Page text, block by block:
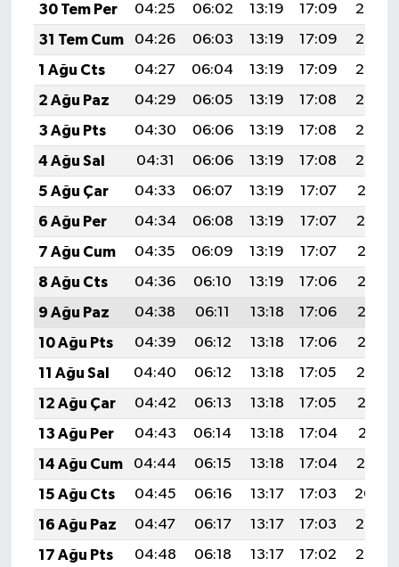
30 Tem Per
04:25 06:02 13:19 17:09
20:26
31 Tem Cum
04:26 06:03 13:19 17:09
20:26
1 Ağu Cts
04:27 06:04 13:19 17:09
20:25
2 Ağu Paz
04:29 06:05 13:19 17:08
20:24
3 Ağu Pts
04:30 06:06 13:19 17:08
20:23
4 Ağu Sal
04:31 06:06 13:19 17:08
20:22
5 Ağu Çar
04:33 06:07 13:19 17:07
20:21
6 Ağu Per
04:34 06:08 13:19 17:07
20:19
7 Ağu Cum
04:35 06:09 13:19 17:07
20:18
8 Ağu Cts
04:36 06:10 13:19 17:06
20:17
9 Ağu Paz
04:38 06:11 13:18 17:06
20:16
10 Ağu Pts
04:39 06:12 13:18 17:06
20:15
11 Ağu Sal
04:40 06:12 13:18 17:05
20:14
12 Ağu Çar
04:42 06:13 13:18 17:05
20:13
13 Ağu Per
04:43 06:14 13:18 17:04
20:11
14 Ağu Cum
04:44 06:15 13:18 17:04
20:10
15 Ağu Cts
04:45 06:16 13:17 17:03
20:09
16 Ağu Paz
04:47 06:17 13:17 17:03
20:08
17 Ağu Pts
04:48 06:18 13:17 17:02
20:06